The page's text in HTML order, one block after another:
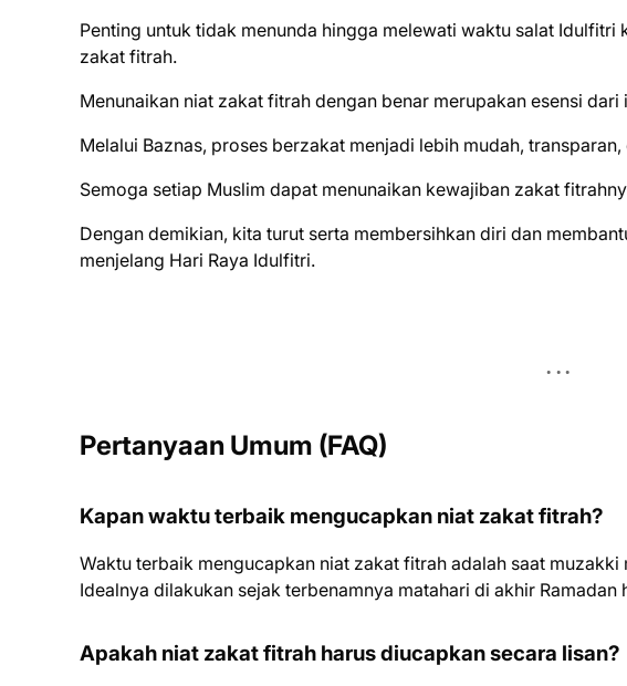
Penting untuk tidak menunda hingga melewati waktu salat Idulfitri
zakat fitrah.
Menunaikan niat zakat fitrah dengan benar merupakan esensi
Melalui Baznas, proses berzakat menjadi lebih mudah,
Semoga setiap Muslim dapat menunaikan kewajiban zakat
Dengan demikian, kita turut serta membersihkan diri dan
menjelang Hari Raya Idulfitri.
Pertanyaan Umum (FAQ)
Kapan waktu terbaik mengucapkan niat zakat fitrah?
Waktu terbaik mengucapkan niat zakat fitrah adalah saat
Idealnya dilakukan sejak terbenamnya matahari di akhir
Apakah niat zakat fitrah harus diucapkan secara lisan?